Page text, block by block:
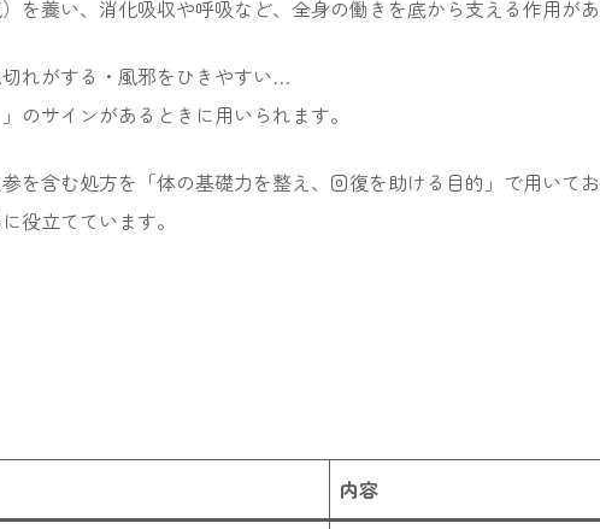
を養い、消化吸収や呼吸など、全身の働きを底から支える作用があ
れがする・風邪をひきやすい…
のサインがあるときに用いられます。
を含む処方を「体の基礎力を整え、回復を助ける目的」で用いて
役立てています。
内容